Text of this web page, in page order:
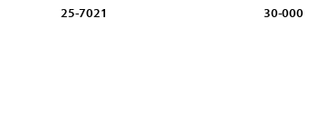
25-7021 30-000